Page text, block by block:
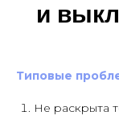
и
Типовые
Не раскрыта